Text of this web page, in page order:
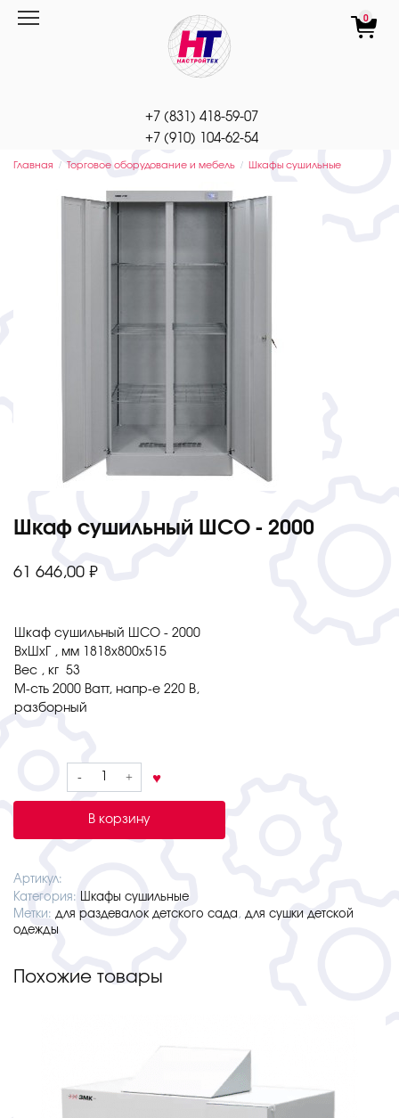
Перейти
+7 (831) 418-59-07
+7 (910) 104-62-54
0
Главная Торговое оборудование и мебель Шкафы сушильные
Шкаф сушильный ШСО - 2000
61 646,00 ₽
Шкаф сушильный ШСО - 2000
ВхШхГ , мм 1818х800х515
Вес , кг 53
М-сть 2000 Ватт, напр-е 220 В,
разборный
Количество
товара
сушильный
В корзину
Артикул:
Категория:
Шкафы сушильные
Метки: для раздевалок детского сада , для сушки детской
одежды
Похожие товары